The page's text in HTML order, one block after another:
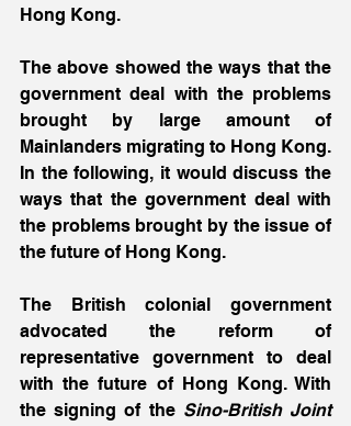
Hong Kong.
The above showed the ways that the
government deal with the problems
brought by large amount of
Mainlanders migrating to Hong Kong.
In the following, it would discuss the
ways that the government deal with
the problems brought by the issue of
the future of Hong Kong.
The British colonial government
advocated the reform of
representative government to deal
with the future of Hong Kong. With
the signing of the Sino-British Joint